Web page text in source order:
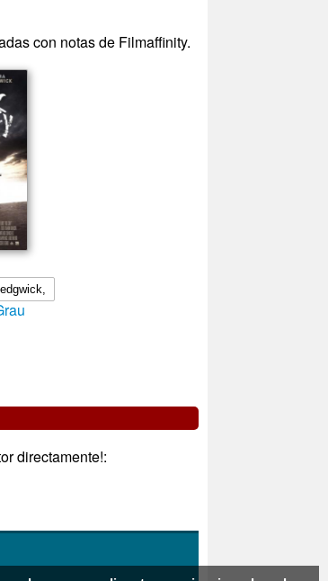
con notas de Filmaffinity.
directamente!: